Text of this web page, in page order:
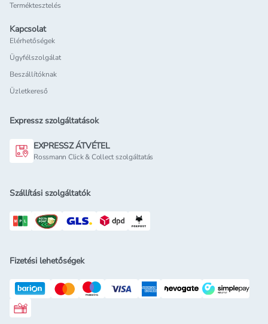
Terméktesztelés
Kapcsolat
Elérhetőségek
Ügyfélszolgálat
Beszállítóknak
Üzletkereső
Expressz szolgáltatások
EXPRESSZ ÁTVÉTEL
Rossmann Click & Collect szolgáltatás
Szállítási szolgáltatók
Fizetési lehetőségek
Rossmann ajándékkártya